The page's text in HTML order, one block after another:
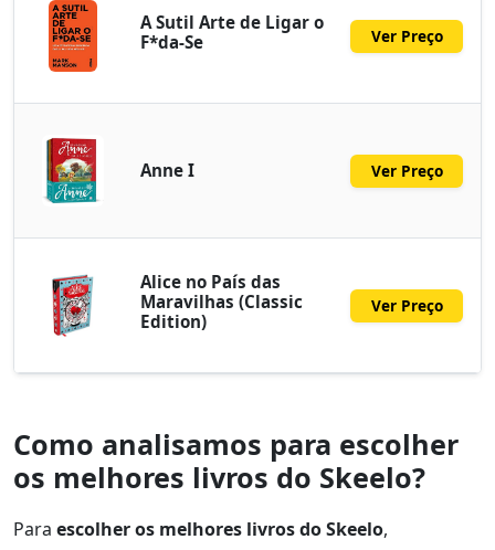
A Sutil Arte de Ligar o
F*da-Se
Ver Preço
Anne I Ver Preço
Alice no País das
Maravilhas (Classic
Edition)
Ver Preço
Como analisamos para escolher
os melhores livros do Skeelo?
Para escolher os melhores livros do Skeelo,